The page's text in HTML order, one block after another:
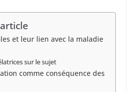
et leur lien avec la maladie
sur le sujet
comme conséquence des